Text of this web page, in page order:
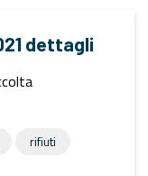
dettagli
rifiuti